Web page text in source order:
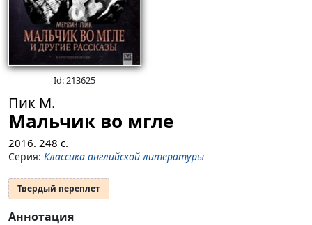
Id: 213625
Пик М.
Мальчик во мгле
2016. 248 с.
Серия: Классика английской литературы
Твердый переплет
Аннотация